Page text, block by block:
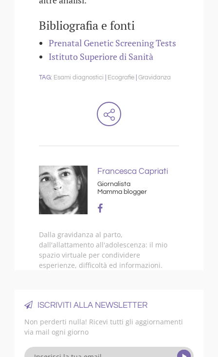
Bibliografia e fonti
Prenatal Genetic Screening Tests
Istituto Superiore di Sanità
Esami diagnostici Ecografie Gravidanza
Francesca Capriati
Giornalista
Mamma blogger
Dalla gravidanza al parto,
dall'allattamento all'adolescenza: il mio
spazio virtuale per condividere
esperienze, difficoltà ed informazioni.
ISCRIVITI ALLA NEWSLETTER
Non perderti nulla! Ricevi tutti gli aggiornamenti
via mail ogni giorno